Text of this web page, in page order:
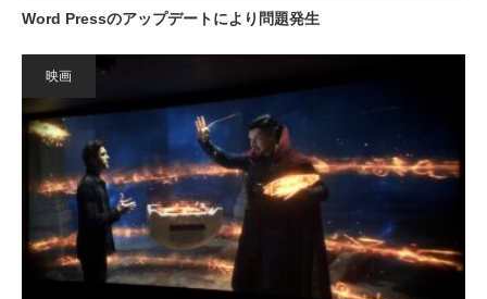
Word Pressのアップデートにより問題発生
映画